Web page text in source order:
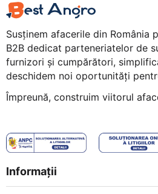
Susținem afacerile din România
B2B dedicat parteneriatelor de
furnizori și cumpărători,
deschidem noi oportunități
Împreună, construim viitorul
Informații